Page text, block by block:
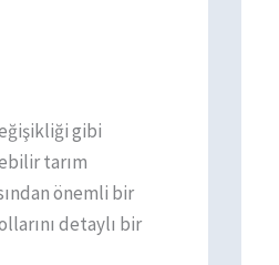
gibi
tarım
önemli bir
detaylı bir